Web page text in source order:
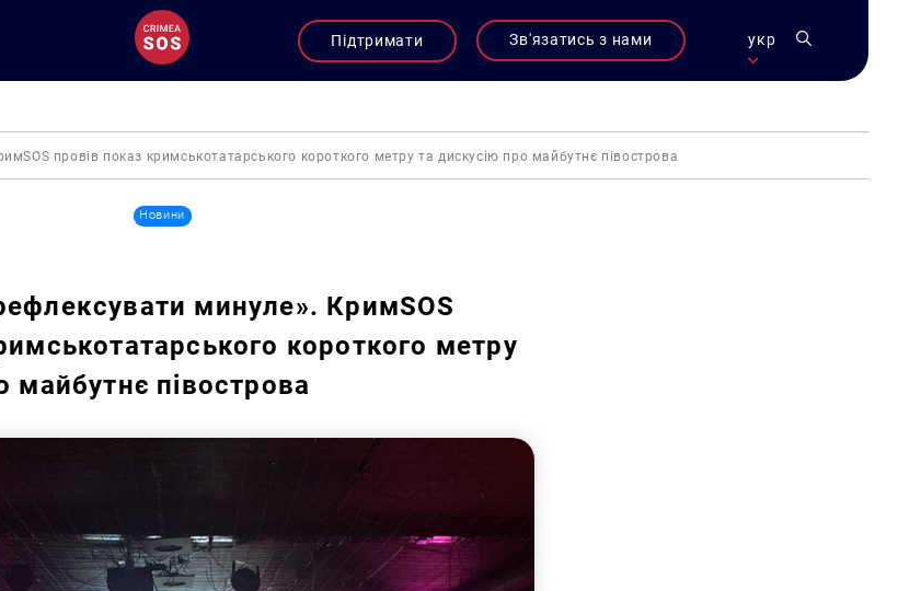
Підтримати Зв'язатись з нами укр
провів показ кримськотатарського короткого метру та дискусію про майбутнє півострова
Новини
минуле». КримSOS
короткого метру
майбутнє півострова